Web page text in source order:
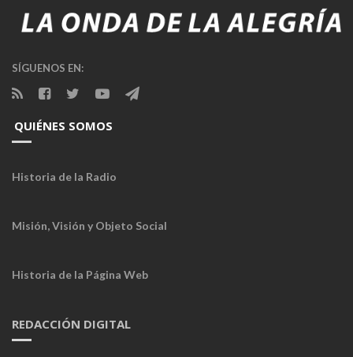
SÍGUENOS EN:
QUIÉNES SOMOS
Historia de la Radio
Misión, Visión y Objeto Social
Historia de la Página Web
REDACCIÓN DIGITAL